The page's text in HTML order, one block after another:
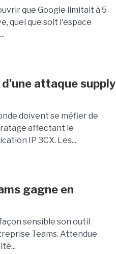
que Google limitait à 5
quel que soit l'espace
attaque supply
doivent se méfier de
affectant le
IP 3CX. Les...
gagne en
sensible son outil
Teams. Attendue